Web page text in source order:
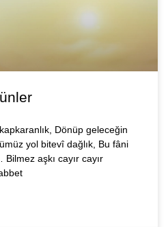
Dönüp geleceğin
yol bitevî dağlık, Bu fâni
aşkı cayır cayır